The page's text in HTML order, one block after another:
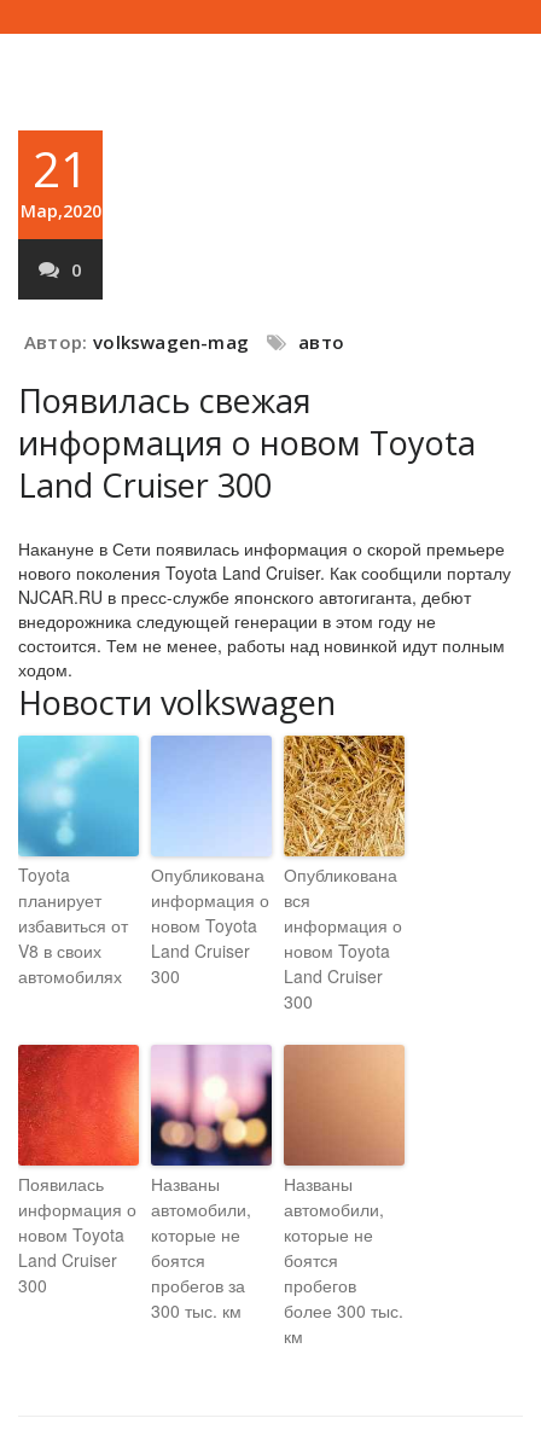
21
Мар,2020
0
Автор: volkswagen-mag авто
Появилась свежая
информация о новом Toyota
Land Cruiser 300
Накануне в Сети появилась информация о скорой премьере
нового поколения Toyota Land Cruiser. Как сообщили порталу
NJCAR.RU в пресс-службе японского автогиганта, дебют
внедорожника следующей генерации в этом году не
состоится. Тем не менее, работы над новинкой идут полным
ходом.
Новости volkswagen
Toyota
планирует
избавиться от
V8 в своих
автомобилях
Опубликована
информация о
новом Toyota
Land Cruiser
300
Опубликована
вся
информация о
новом Toyota
Land Cruiser
300
Появилась
информация о
новом Toyota
Land Cruiser
300
Названы
автомобили,
которые не
боятся
пробегов за
300 тыс. км
Названы
автомобили,
которые не
боятся
пробегов
более 300 тыс.
км